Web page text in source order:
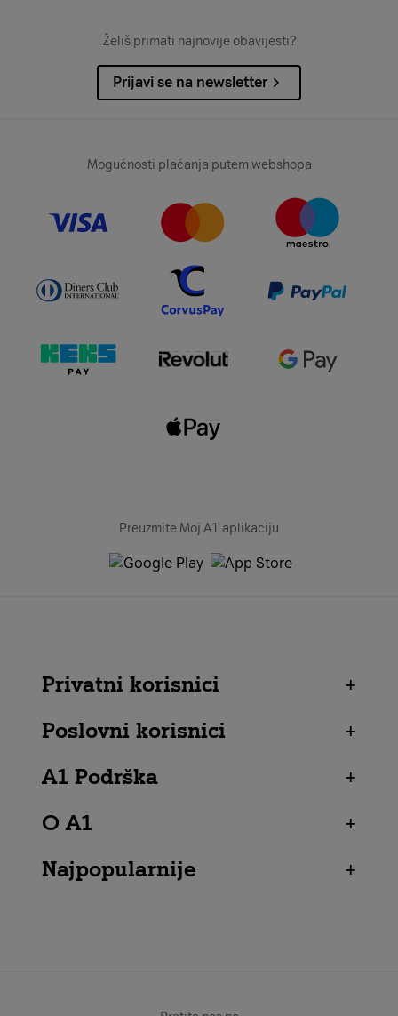
Želiš primati najnovije obavijesti?
Prijavi se na newsletter
Mogućnosti plaćanja putem webshopa
Preuzmite Moj A1 aplikaciju
Privatni korisnici
+
Poslovni korisnici
+
A1 Podrška
+
O A1
+
Najpopularnije
+